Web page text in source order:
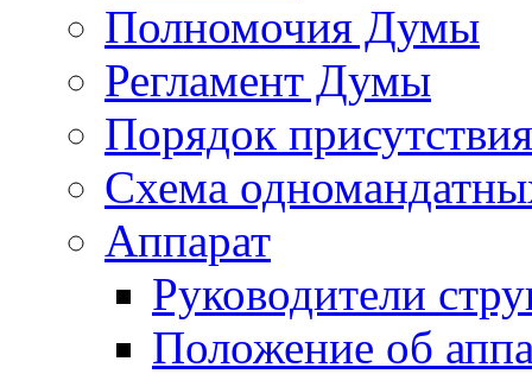
Полномочия Думы
Регламент Думы
Порядок
Схема
Аппарат
Руководители
Положение об